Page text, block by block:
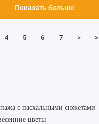
4 5 6 7 >
Показать больше
с пасхальными сюжетами
цветы